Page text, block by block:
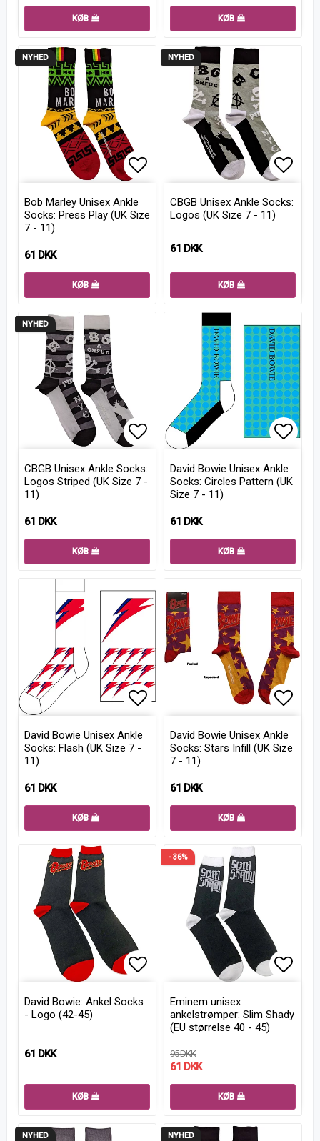
KØB KØB
NYHED
Add to list of favorites
Bob Marley Unisex Ankle
Socks: Press Play (UK Size
7 - 11)
61 DKK
KØB
NYHED
Add
CBGB Unisex Ankle Socks:
Logos (UK Size 7 - 11)
61 DKK
KØB
NYHED
Add to list of favorites
CBGB Unisex Ankle Socks:
Logos Striped (UK Size 7 -
11)
61 DKK
KØB
David Bowie Unisex Ankle
Socks: Circles Pattern (UK
Size 7 - 11)
61 DKK
KØB
David Bowie Unisex Ankle
Socks: Flash (UK Size 7 -
11)
61 DKK
KØB
David Bowie Unisex Ankle
Socks: Stars Infill (UK Size
7 - 11)
61 DKK
KØB
Add to list of favorites
David Bowie: Ankel Socks
- Logo (42-45)
61 DKK
KØB
- 36%
Eminem unisex
ankelstrømper: Slim Shady
(EU størrelse 40 - 45)
95 DKK
61 DKK
KØB
NYHED NYHED